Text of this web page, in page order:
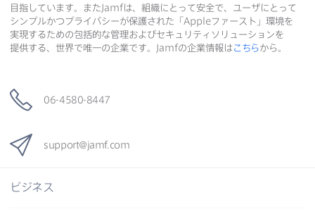
目指しています。​またJamfは、​組織に​とって​安全で、​ユーザに​とって​
シンプルかつプライバシーが​保護された​「Appleファースト」環境を​
実現する​ための​包括的な​管理および​セキュリティソリューションを​
提供する、​世界で​唯一の​企業です。 Jamfの​企業情報はこちらから。
06-4580-8447
support@jamf. com
ビジネス